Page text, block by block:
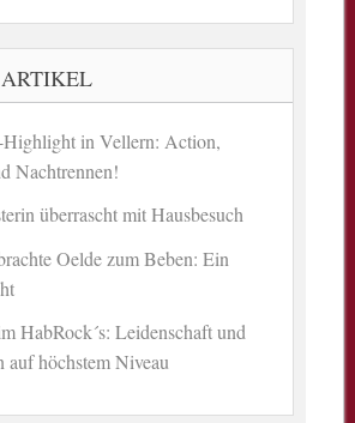
in Vellern: Action,
Nachtrennen!
überrascht mit Hausbesuch
Oelde zum Beben: Ein
HabRock´s: Leidenschaft und
auf höchstem Niveau